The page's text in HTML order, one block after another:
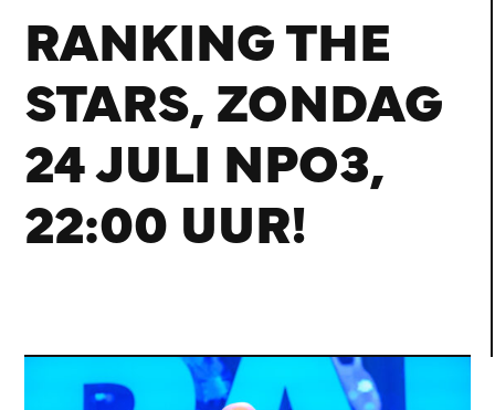
RANKING THE
STARS, ZONDAG
24 JULI NPO3,
22:00 UUR!